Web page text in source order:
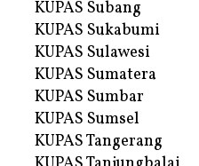
KUPAS Subang
KUPAS Sukabumi
KUPAS Sulawesi
KUPAS Sumatera
KUPAS Sumbar
KUPAS Sumsel
KUPAS Tangerang